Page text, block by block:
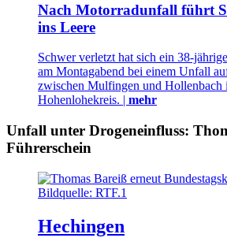
Nach Motorradunfall führt
ins Leere
Schwer verletzt hat sich ein 38-
am Montagabend bei einem Unfall
zwischen Mulfingen und Hollenbach
Hohenlohekreis. | mehr
Unfall unter Drogeneinfluss:
Führerschein
Hechingen